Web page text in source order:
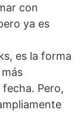
con
ya es
es la forma
Pero,